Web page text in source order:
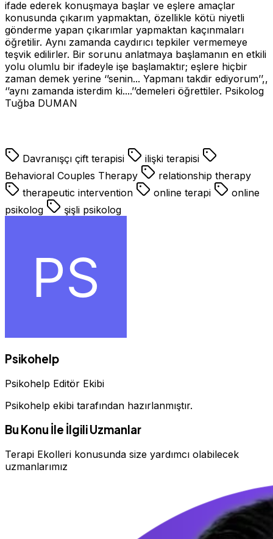
ifade ederek konuşmaya başlar ve eşlere amaçlar
konusunda çıkarım yapmaktan, özellikle kötü niyetli
gönderme yapan çıkarımlar yapmaktan kaçınmaları
öğretilir. Aynı zamanda caydırıcı tepkiler vermemeye
teşvik edilirler. Bir sorunu anlatmaya başlamanın en etkili
yolu olumlu bir ifadeyle işe başlamaktır; eşlere hiçbir
zaman demek yerine ‘’senin... Yapmanı takdir ediyorum’’,,
‘’aynı zamanda isterdim ki....’’demeleri öğrettiler. Psikolog
Tuğba DUMAN
Davranışçı çift terapisi
ilişki terapisi
Behavioral Couples Therapy
relationship therapy
therapeutic intervention
online terapi
online
psikolog
şişli psikolog
Psikohelp
Psikohelp Editör Ekibi
Psikohelp ekibi tarafından hazırlanmıştır.
Bu Konu İle İlgili Uzmanlar
Terapi Ekolleri konusunda size yardımcı olabilecek
uzmanlarımız